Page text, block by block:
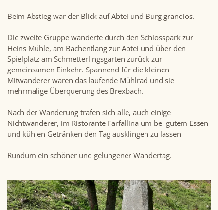
Beim Abstieg war der Blick auf Abtei und Burg grandios.
Die zweite Gruppe wanderte durch den Schlosspark zur
Heins Mühle, am Bachentlang zur Abtei und über den
Spielplatz am Schmetterlingsgarten zurück zur
gemeinsamen Einkehr. Spannend für die kleinen
Mitwanderer waren das laufende Mühlrad und sie
mehrmalige Überquerung des Brexbach.
Nach der Wanderung trafen sich alle, auch einige
Nichtwanderer, im Ristorante Farfallina um bei gutem Essen
und kühlen Getränken den Tag ausklingen zu lassen.
Rundum ein schöner und gelungener Wandertag.